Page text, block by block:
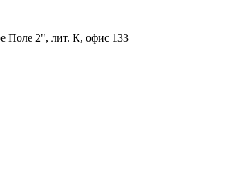
Поле 2", лит. К, офис 133